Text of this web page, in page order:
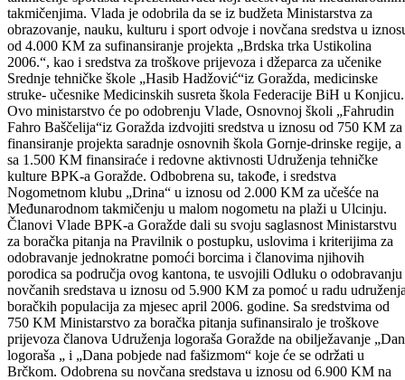
na KUP- u i državnim takmičenjima, dok su sredstva u iznosu od
5.100 KM dodjeljena Sportskom savezu BPK-a Goražde za
takmičenje sportista reprezentativaca koji učestvuju na međunarodnim
takmičenjima. Vlada je odobrila da se iz budžeta Ministarstva za
obrazovanje, nauku, kulturu i sport odvoje i novčana sredstva u
od 4.000 KM za sufinansiranje projekta „Brdska trka Ustikolina
2006.“, kao i sredstva za troškove prijevoza i džeparca za učenike
Srednje tehničke škole „Hasib Hadžović“iz Goražda, medicinske
struke- učesnike Medicinskih susreta škola Federacije BiH u Konjicu.
Ovo ministarstvo će po odobrenju Vlade, Osnovnoj školi „Fahrudin
Fahro Baščelija“iz Goražda izdvojiti sredstva u iznosu od 750 KM za
finansiranje projekta saradnje osnovnih škola Gornje-drinske regije, a
sa 1.500 KM finansiraće i redovne aktivnosti Udruženja tehničke
kulture BPK-a Goražde. Odbobrena su, takođe, i sredstva
Nogometnom klubu „Drina“ u iznosu od 2.000 KM za učešće na
Međunarodnom takmičenju u malom nogometu na plaži u Ulcinju.
Članovi Vlade BPK-a Goražde dali su svoju saglasnost Ministarstvu
za boračka pitanja na Pravilnik o postupku, uslovima i kriterijima za
odobravanje jednokratne pomoći borcima i članovima njihovih
porodica sa područja ovog kantona, te usvojili Odluku o odobravanju
novčanih sredstava u iznosu od 5.900 KM za pomoć u radu
boračkih populacija za mjesec april 2006. godine. Sa sredstvima od
750 KM Ministarstvo za boračka pitanja sufinansiralo je troškove